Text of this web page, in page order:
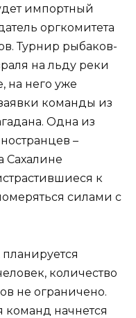
импортный
оргкомитета
Турнир рыбаков-
на льду реки
на него уже
команды из
Одна из
–
Сахалине
к
силами с
количество
не ограничено.
начнется